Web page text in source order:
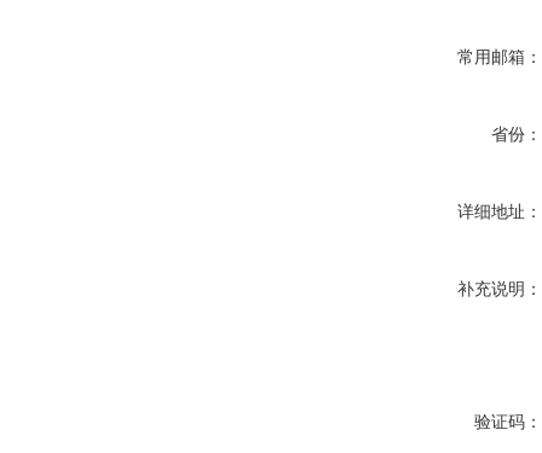
常用邮箱：
省份：
详细地址：
补充说明：
验证码：